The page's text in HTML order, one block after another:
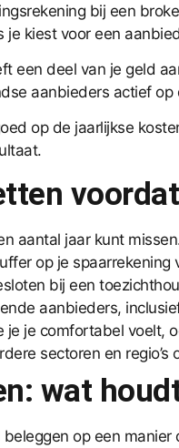
bij een
je kiest voor een
een deel van je geld
aanbieders actief op
op de jaarlijkse
aantal jaar kunt
op je
bij een
aanbieders,
je comfortabel voelt,
sectoren en regio’s
wat
op een